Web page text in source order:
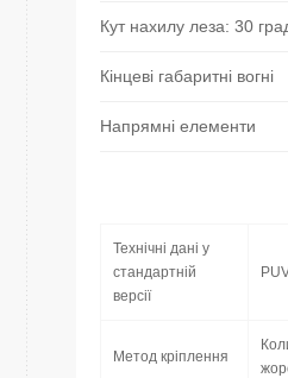
Кут нахилу леза: 30
Кінцеві габаритні вогні
Напрямні елементи
Технічні дані у
стандартній
версії
Метод кріплення